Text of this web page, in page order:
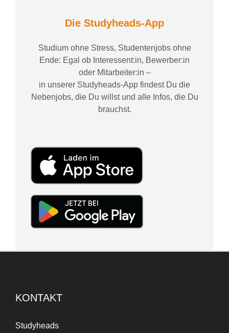
Die Studyheads-App
Studium ohne Stress, Studentenjobs ohne
Ende: Egal ob Interessent:in, Bewerber:in
oder Mitarbeiter:in –
in unserer Studyheads-App findest Du die
Nebenjobs, die Du willst und alle Infos, die Du
brauchst.
KONTAKT
Studyheads